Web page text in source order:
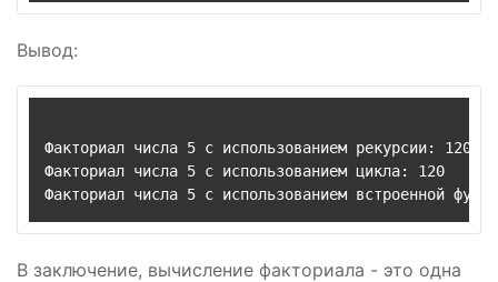
Вывод:
Факториал числа 5 с использованием рекурсии: 120
Факториал числа 5 с использованием цикла: 120
В заключение, вычисление факториала - это одна